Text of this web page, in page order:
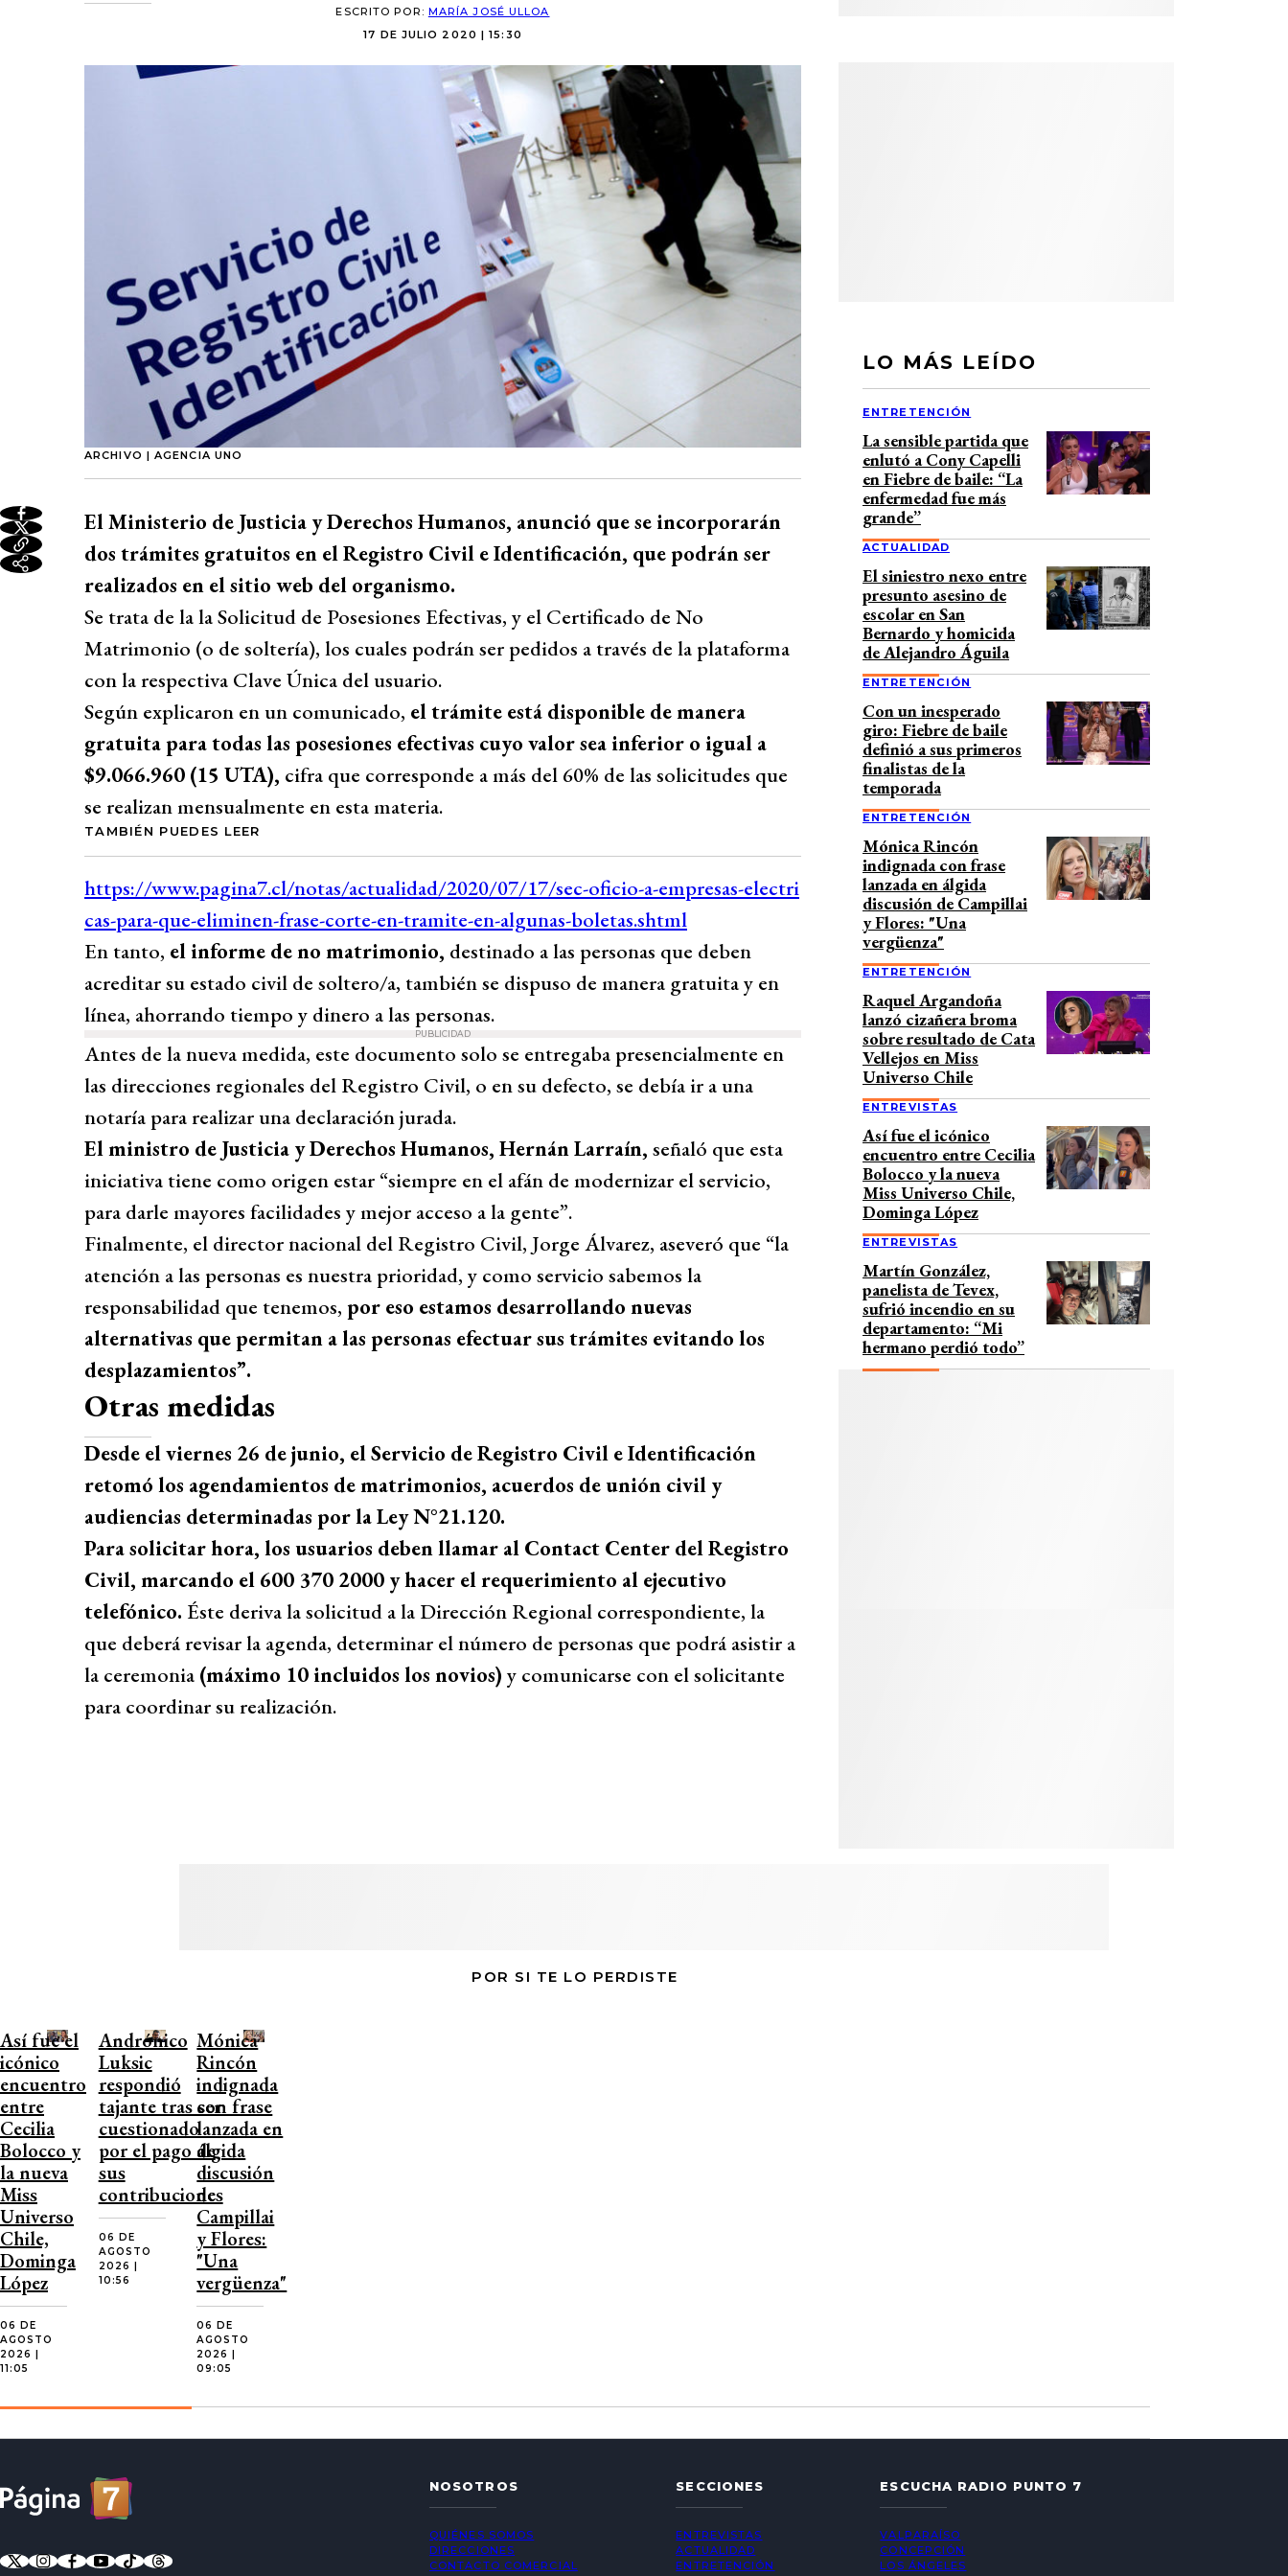
ESCRITO POR: MARÍA JOSÉ ULLOA
17 DE JULIO 2020 | 15:30
ARCHIVO | AGENCIA UNO
El Ministerio de Justicia y Derechos Humanos, anunció que se incorporarán
dos trámites gratuitos en el Registro Civil e Identificación, que podrán ser
realizados en el sitio web del organismo.
Se trata de la la Solicitud de Posesiones Efectivas, y el Certificado de No
Matrimonio (o de soltería), los cuales podrán ser pedidos a través de la plataforma
con la respectiva Clave Única del usuario.
Según explicaron en un comunicado, el trámite está disponible de manera
gratuita para todas las posesiones efectivas cuyo valor sea inferior o igual a
$9.066.960 (15 UTA), cifra que corresponde a más del 60% de las solicitudes que
se realizan mensualmente en esta materia.
TAMBIÉN PUEDES LEER
En tanto, el informe de no matrimonio, destinado a las personas que deben
acreditar su estado civil de soltero/a, también se dispuso de manera gratuita y en
línea, ahorrando tiempo y dinero a las personas.
PUBLICIDAD
Antes de la nueva medida, este documento solo se entregaba presencialmente en
las direcciones regionales del Registro Civil, o en su defecto, se debía ir a una
notaría para realizar una declaración jurada.
El ministro de Justicia y Derechos Humanos, Hernán Larraín, señaló que esta
iniciativa tiene como origen estar “siempre en el afán de modernizar el servicio,
para darle mayores facilidades y mejor acceso a la gente”.
Finalmente, el director nacional del Registro Civil, Jorge Álvarez, aseveró que “la
atención a las personas es nuestra prioridad, y como servicio sabemos la
responsabilidad que tenemos, por eso estamos desarrollando nuevas
alternativas que permitan a las personas efectuar sus trámites evitando los
desplazamientos”.
Otras medidas
Desde el viernes 26 de junio, el Servicio de Registro Civil e Identificación
retomó los agendamientos de matrimonios, acuerdos de unión civil y
audiencias determinadas por la Ley N°21.120.
Para solicitar hora, los usuarios deben llamar al Contact Center del Registro
Civil, marcando el 600 370 2000 y hacer el requerimiento al ejecutivo
telefónico. Éste deriva la solicitud a la Dirección Regional correspondiente, la
que deberá revisar la agenda, determinar el número de personas que podrá asistir a
la ceremonia (máximo 10 incluidos los novios) y comunicarse con el solicitante
para coordinar su realización.
LO MÁS LEÍDO
ENTRETENCIÓN
La sensible partida que
enlutó a Cony Capelli
en Fiebre de baile: “La
enfermedad fue más
grande”
ACTUALIDAD
El siniestro nexo entre
presunto asesino de
escolar en San
Bernardo y homicida
de Alejandro Águila
ENTRETENCIÓN
Con un inesperado
giro: Fiebre de baile
definió a sus primeros
finalistas de la
temporada
ENTRETENCIÓN
Mónica Rincón
indignada con frase
lanzada en álgida
discusión de Campillai
y Flores: "Una
vergüenza"
ENTRETENCIÓN
Raquel Argandoña
lanzó cizañera broma
sobre resultado de Cata
Vellejos en Miss
Universo Chile
ENTREVISTAS
Así fue el icónico
encuentro entre Cecilia
Bolocco y la nueva
Miss Universo Chile,
Dominga López
ENTREVISTAS
Martín González,
panelista de Tevex,
sufrió incendio en su
departamento: “Mi
hermano perdió todo”
POR SI TE LO PERDISTE
Así fue el
icónico
encuentro
entre
Cecilia
Bolocco y
la nueva
Miss
Universo
Chile,
Dominga
López
06 DE
AGOSTO
2026 |
11:05
Andrónico
Luksic
respondió
tajante tras ser
cuestionado
por el pago de
sus
contribuciones
06 DE
AGOSTO
2026 |
10:56
Mónica
Rincón
indignada
con frase
lanzada en
álgida
discusión
de
Campillai
y Flores:
"Una
vergüenza"
06 DE
AGOSTO
2026 |
09:05
NOSOTROS
QUIÉNES SOMOS
DIRECCIONES
CONTACTO COMERCIAL
SECCIONES
ENTREVISTAS
ACTUALIDAD
ENTRETENCIÓN
ESCUCHA RADIO PUNTO 7
VALPARAÍSO
CONCEPCIÓN
LOS ÁNGELES